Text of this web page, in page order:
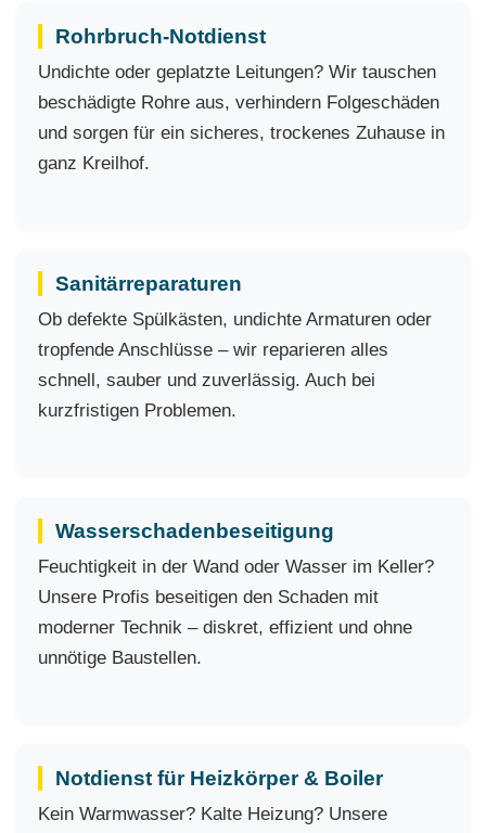
Rohrbruch-Notdienst
Undichte oder geplatzte Leitungen? Wir tauschen
beschädigte Rohre aus, verhindern Folgeschäden
und sorgen für ein sicheres, trockenes Zuhause in
ganz Kreilhof.
Sanitärreparaturen
Ob defekte Spülkästen, undichte Armaturen oder
tropfende Anschlüsse – wir reparieren alles
schnell, sauber und zuverlässig. Auch bei
kurzfristigen Problemen.
Wasserschadenbeseitigung
Feuchtigkeit in der Wand oder Wasser im Keller?
Unsere Profis beseitigen den Schaden mit
moderner Technik – diskret, effizient und ohne
unnötige Baustellen.
Notdienst für Heizkörper & Boiler
Kein Warmwasser? Kalte Heizung? Unsere